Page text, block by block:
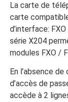
La carte de
carte
d’interface:
série X204
modules FXO /
En l’absence
d’accès de
accède à 2